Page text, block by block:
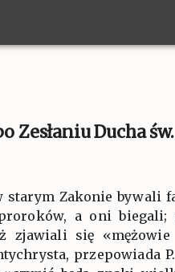
Zesłaniu Ducha św.
starym Zakonie bywali
proroków, a oni
zjawiali się
przepowiada